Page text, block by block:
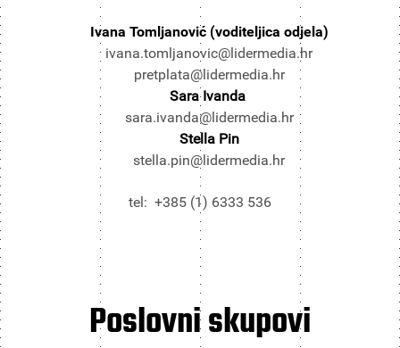
Ivana Tomljanović (voditeljica odjela)
ivana.tomljanovic@lidermedia.hr
pretplata@lidermedia.hr
Sara Ivanda
sara.ivanda@lidermedia.hr
Stella Pin
stella.pin@lidermedia.hr
tel: +385 (1) 6333 536
Poslovniskupovi